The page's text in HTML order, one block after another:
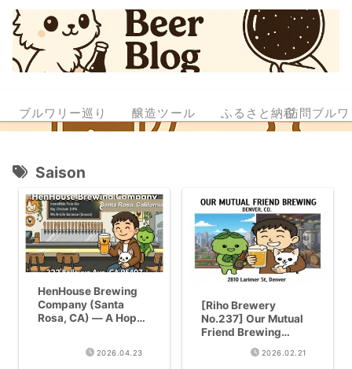
ブルワリー巡り 醸造ツール ふるさと納税訪問ブル
Saison
HenHouse Brewing
Company (Santa
Rosa, CA) — A Hop
Brewery No.268
2026.04.23
[Riho Brewery
No.237] Our Mutual
Friend Brewing
(Denver) | World
Beer Cup Gold Medal
2026.02.21